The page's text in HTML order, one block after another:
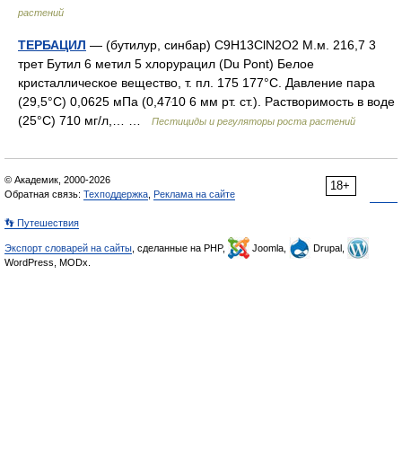
растений
ТЕРБАЦИЛ — (бутилур, синбар) С9H13ClN2O2 М.м. 216,7 3
трет Бутил 6 метил 5 хлорурацил (Du Pont) Белое
кристаллическое вещество, т. пл. 175 177°С. Давление пара
(29,5°С) 0,0625 мПа (0,47ּ10 6 мм рт. ст.). Растворимость в воде
(25°С) 710 мг/л,… …
Пестициды и регуляторы роста растений
18+
© Академик, 2000-2026
Обратная связь: Техподдержка Реклама на сайте
👣 Путешествия
Экспорт словарей на сайты , сделанные на PHP, Joomla,
Drupal,
WordPress, MODx.